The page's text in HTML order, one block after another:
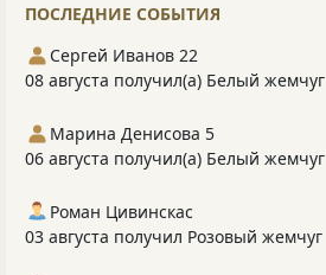
ПОСЛЕДНИЕ СОБЫТИЯ
Сергей Иванов 22
08 августа получил(а) Белый жемчуг
Марина Денисова 5
06 августа получил(а) Белый жемчуг
Роман Цивинскас
03 августа получил Розовый жемчуг